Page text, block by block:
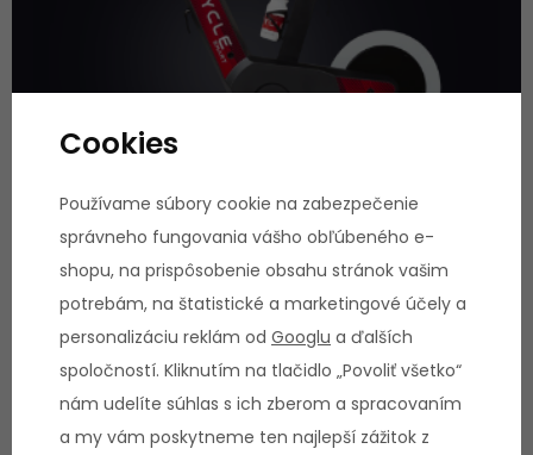
Cookies
Používame súbory cookie na zabezpečenie
správneho fungovania vášho obľúbeného e-
shopu, na prispôsobenie obsahu stránok vašim
potrebám, na štatistické a marketingové účely a
personalizáciu reklám od Googlu a ďalších
spoločností. Kliknutím na tlačidlo „Povoliť všetko“
nám udelíte súhlas s ich zberom a spracovaním
a my vám poskytneme ten najlepší zážitok z